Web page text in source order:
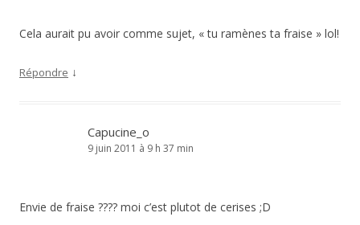
Cela aurait pu avoir comme sujet, « tu ramènes ta fraise » lol!
Répondre ↓
Capucine_o
9 juin 2011 à 9 h 37 min
Envie de fraise ???? moi c’est plutot de cerises ;D